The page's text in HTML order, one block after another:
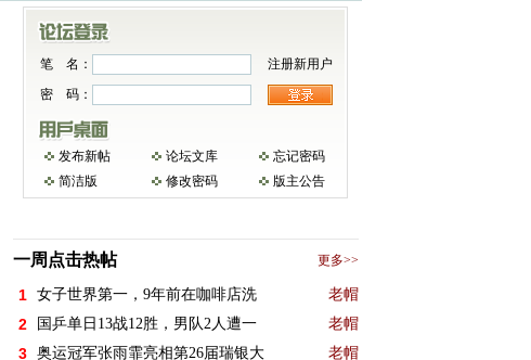
笔 名：
注册新用户
密 码：
发布新帖 论坛文库
忘记密码
简洁版
修改密码 版主公告
一周点击热帖 更多>>
1 女子世界第一，9年前在咖啡店洗 老帽
2 国乒单日13战12胜，男队2人遭一 老帽
3 奥运冠军张雨霏亮相第26届瑞银大 老帽